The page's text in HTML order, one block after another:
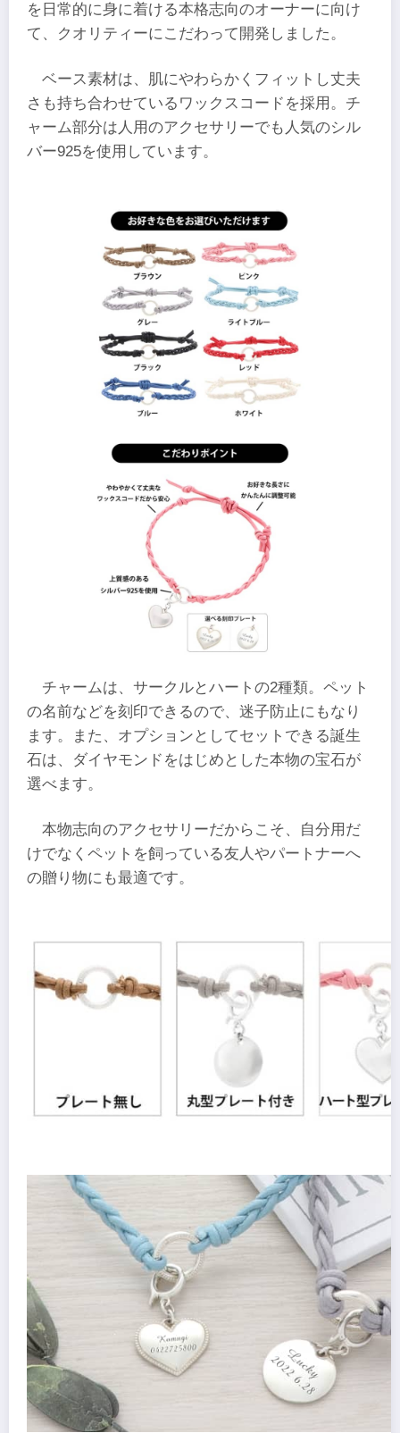
を日常的に身に着ける本格志向のオーナーに向け
て、クオリティーにこだわって開発しました。
ベース素材は、肌にやわらかくフィットし丈夫
さも持ち合わせているワックスコードを採用。チ
ャーム部分は人用のアクセサリーでも人気のシル
バー925を使用しています。
チャームは、サークルとハートの2種類。ペット
の名前などを刻印できるので、迷子防止にもなり
ます。また、オプションとしてセットできる誕生
石は、ダイヤモンドをはじめとした本物の宝石が
選べます。
本物志向のアクセサリーだからこそ、自分用だ
けでなくペットを飼っている友人やパートナーへ
の贈り物にも最適です。